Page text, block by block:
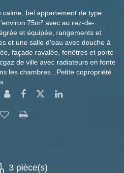
calme, bel appartement de type
75m² avec au rez-de-
et équipée, rangements et
et une salle d'eau avec douche à
façade ravalée, fenêtres et porte
de ville avec radiateurs en fonte
les chambres...Petite copropriété
3 pièce(s)